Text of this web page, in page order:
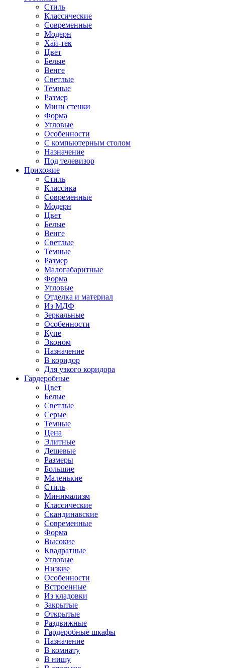
Стиль
Классические
Современные
Модерн
Хай-тек
Цвет
Белые
Венге
Светлые
Темные
Размер
Мини стенки
Форма
Угловые
Особенности
С компьютерным столом
Назначение
Под телевизор
Прихожие
Стиль
Классика
Современные
Модерн
Цвет
Белые
Венге
Светлые
Темные
Размер
Малогабаритные
Форма
Угловые
Отделка и материал
Из МДФ
Зеркальные
Особенности
Купе
Эконом
Назначение
В коридор
Для узкого коридора
Гардеробные
Цвет
Белые
Светлые
Серые
Темные
Цена
Элитные
Дешевые
Размеры
Большие
Маленькие
Стиль
Минимализм
Классические
Скандинавские
Современные
Форма
Высокие
Квадратные
Угловые
Низкие
Особенности
Встроенные
Из кладовки
Закрытые
Открытые
Раздвижные
Гардеробные шкафы
Назначение
В комнату
В нишу